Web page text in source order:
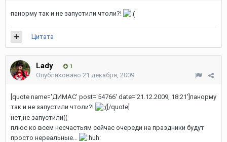
панорму так и не запустили чтоли?!
Цитата
Lady 1
Опубликовано 21 декабря, 2009
[quote name='ДИМАС' post='54766' date='21.12.2009, 18:21']панорму
так и не запустили чтоли?!
[/quote]
нет,не запустили((
плюс ко всем несчастьям сейчас очереди на праздники будут
просто нереальные...